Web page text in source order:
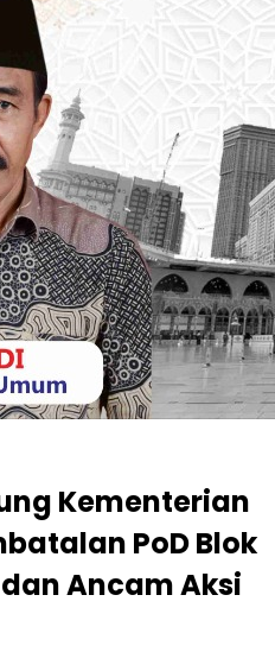
Kementerian
PoD Blok
Ancam Aksi